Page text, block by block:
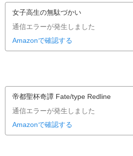
女子高生の無駄づかい
通信エラーが発生しました
Amazonで確認する
帝都聖杯奇譚 Fate/type Redline
通信エラーが発生しました
Amazonで確認する